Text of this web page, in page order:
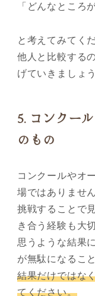
「どんなところ
と考えてみてく
他人と比較する
げていきましょう
5. コンクー
のもの
コンクールやオ
場ではありません
挑戦することで
き合う経験も大
思うような結果
が無駄になるこ
結果だけではな
てください。